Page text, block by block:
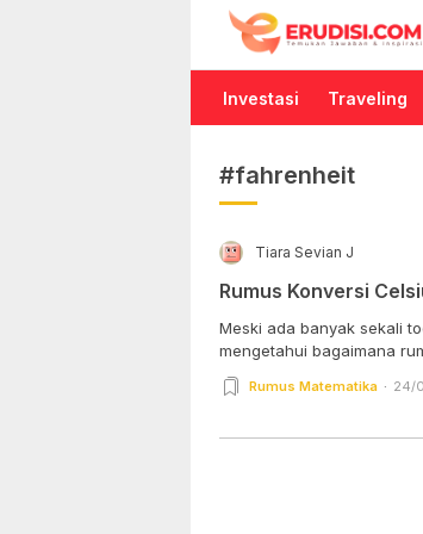
Erudisi
Temukan Jawaban dan
Investasi Traveling
#fahrenheit
Tiara Sevian J
Rumus Konversi
Meski ada banyak sekali
mengetahui bagaimana
Rumus Matematika 24/